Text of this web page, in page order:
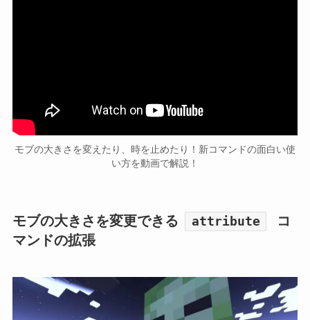
モブの大きさを変えたり、時を止めたり！新コマンドの面白い使
い方を動画で解説！
モブの大きさを変更できる attribute
コ
マンドの拡張